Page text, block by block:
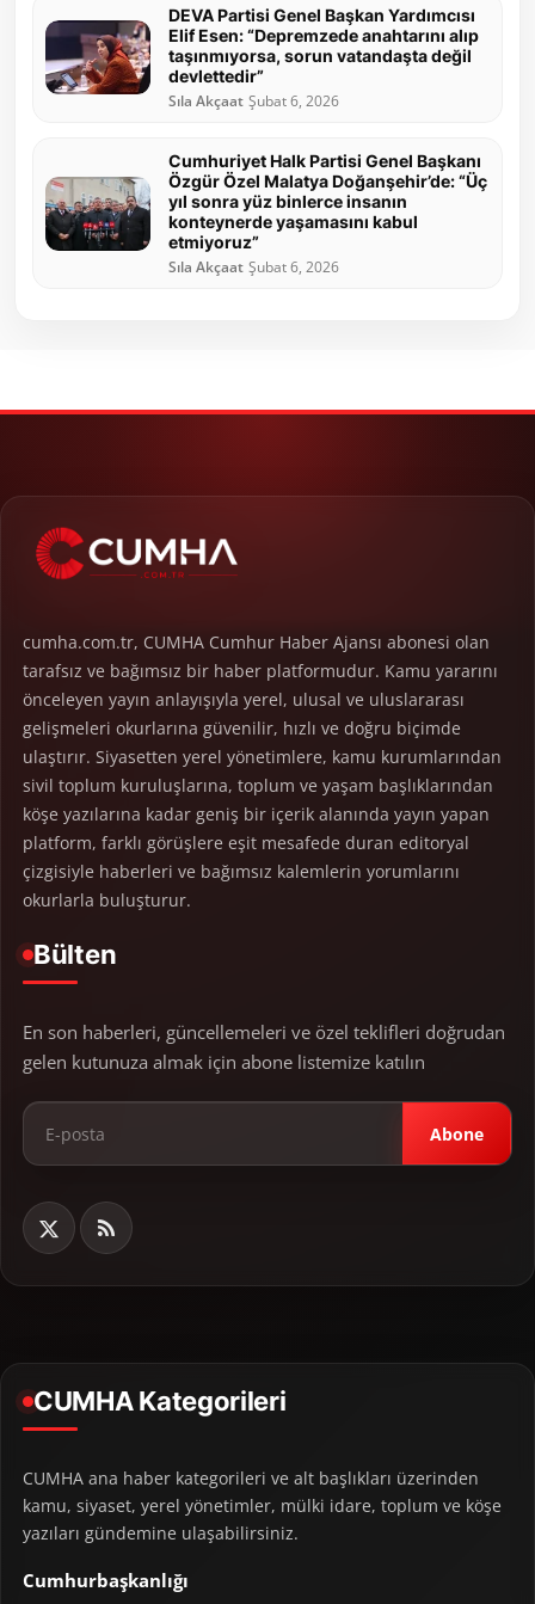
DEVA Partisi Genel Başkan Yardımcısı
Elif Esen: “Depremzede anahtarını alıp
taşınmıyorsa, sorun vatandaşta değil
devlettedir”
Sıla Akçaat Şubat 6, 2026
Cumhuriyet Halk Partisi Genel Başkanı
Özgür Özel Malatya Doğanşehir’de: “Üç
yıl sonra yüz binlerce insanın
konteynerde yaşamasını kabul
etmiyoruz”
Sıla Akçaat Şubat 6, 2026
cumha.com.tr, CUMHA Cumhur Haber Ajansı abonesi olan
tarafsız ve bağımsız bir haber platformudur. Kamu yararını
önceleyen yayın anlayışıyla yerel, ulusal ve uluslararası
gelişmeleri okurlarına güvenilir, hızlı ve doğru biçimde
ulaştırır. Siyasetten yerel yönetimlere, kamu kurumlarından
sivil toplum kuruluşlarına, toplum ve yaşam başlıklarından
köşe yazılarına kadar geniş bir içerik alanında yayın yapan
platform, farklı görüşlere eşit mesafede duran editoryal
çizgisiyle haberleri ve bağımsız kalemlerin yorumlarını
okurlarla buluşturur.
Bülten
En son haberleri, güncellemeleri ve özel teklifleri doğrudan
gelen kutunuza almak için abone listemize katılın
Abone
CUMHA Kategorileri
CUMHA ana haber kategorileri ve alt başlıkları üzerinden
kamu, siyaset, yerel yönetimler, mülki idare, toplum ve köşe
yazıları gündemine ulaşabilirsiniz.
Cumhurbaşkanlığı